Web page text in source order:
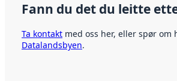
Fann du det du leitte
Ta kontakt med oss her, eller spør om
Datalandsbyen.